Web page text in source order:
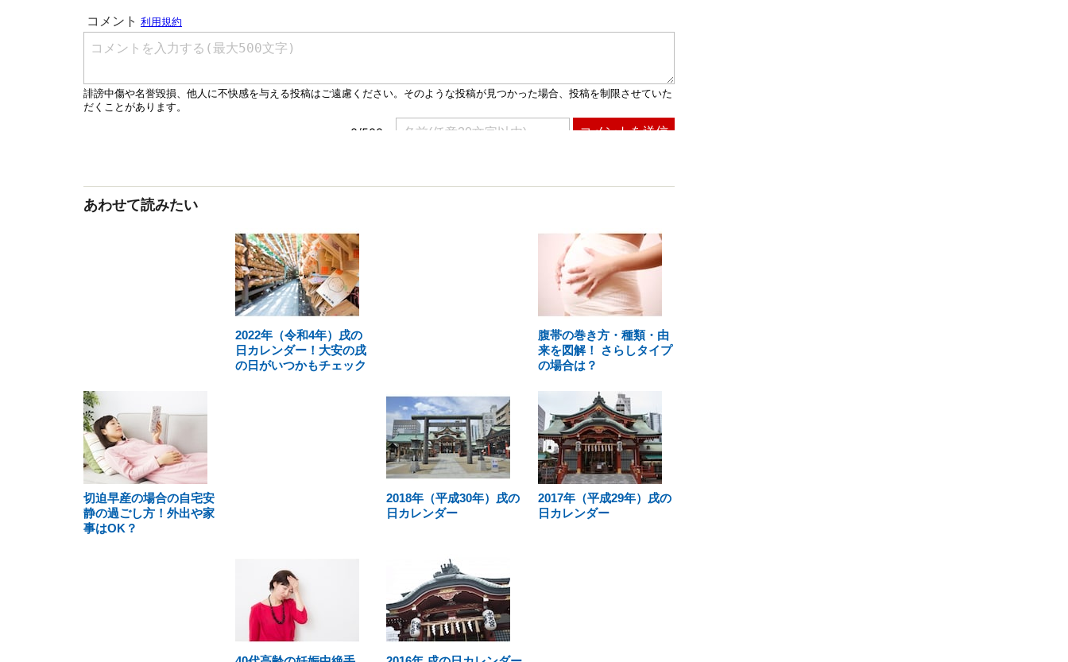
あわせて読みたい
2022年（令和4年）戌の
日カレンダー！大安の戌
の日がいつかもチェック
腹帯の巻き方・種類・由
来を図解！ さらしタイプ
の場合は？
切迫早産の場合の自宅安
静の過ごし方！外出や家
事はOK？
2018年（平成30年）戌の
日カレンダー
2017年（平成29年）戌の
日カレンダー